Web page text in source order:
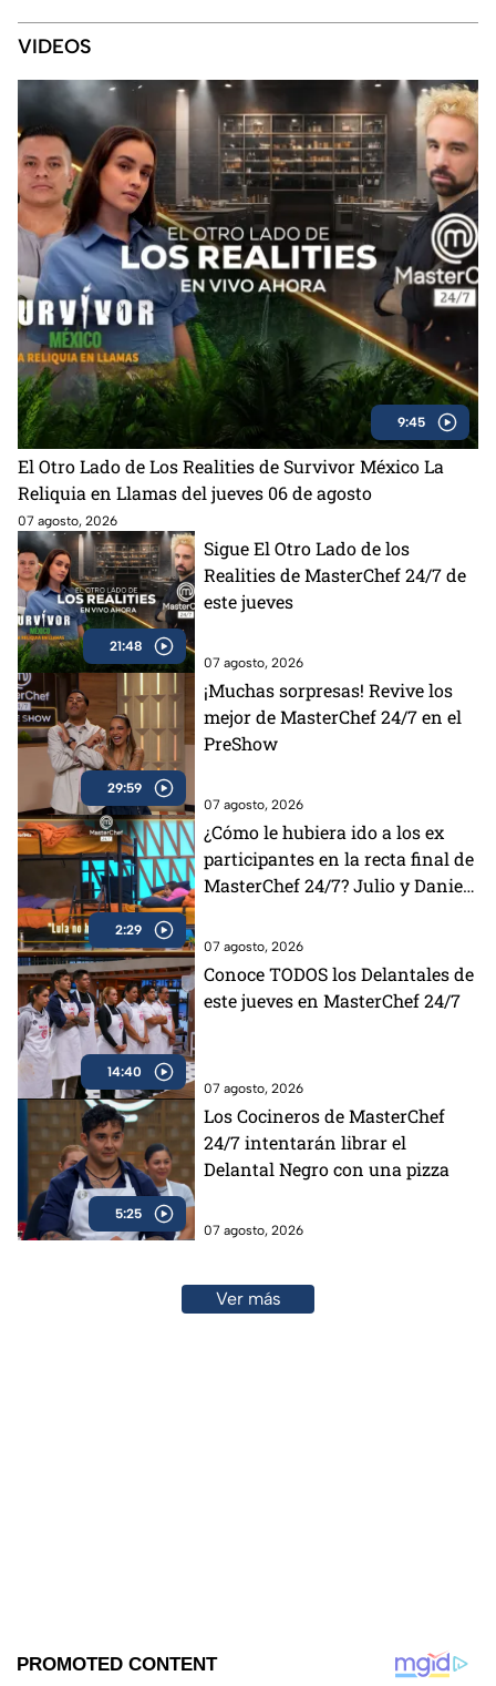
2
VIDEOS
9:45
El Otro Lado de Los Realities de Survivor México La
Reliquia en Llamas del jueves 06 de agosto
07 agosto, 2026
21:48
Sigue El Otro Lado de los
Realities de MasterChef 24/7 de
este jueves
07 agosto, 2026
29:59
¡Muchas sorpresas! Revive los
mejor de MasterChef 24/7 en el
PreShow
07 agosto, 2026
2:29
¿Cómo le hubiera ido a los ex
participantes en la recta final de
MasterChef 24/7? Julio y Daniela
07 agosto, 2026
14:40
Conoce TODOS los Delantales de
este jueves en MasterChef 24/7
07 agosto, 2026
5:25
Los Cocineros de MasterChef
24/7 intentarán librar el
Delantal Negro con una pizza
07 agosto, 2026
Ver más